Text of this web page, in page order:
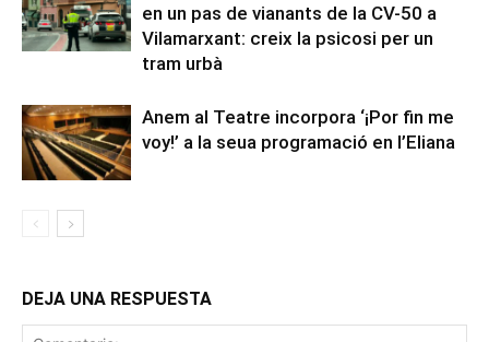
en un pas de vianants de la CV-50 a
Vilamarxant: creix la psicosi per un
tram urbà
Anem al Teatre incorpora ‘¡Por fin me
voy!’ a la seua programació en l’Eliana
DEJA UNA RESPUESTA